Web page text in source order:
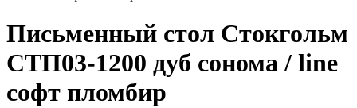
Письменный стол Стокгольм
СТП03-1200 дуб сонома / line
софт пломбир